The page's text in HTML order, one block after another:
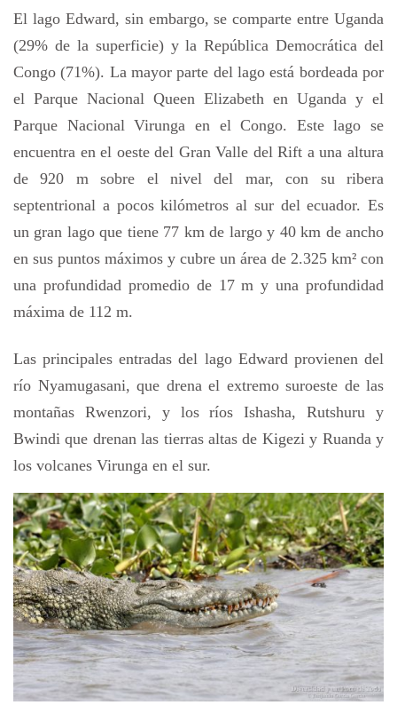
El lago Edward, sin embargo, se comparte entre Uganda
(29% de la superficie) y la República Democrática del
Congo (71%). La mayor parte del lago está bordeada por
el Parque Nacional Queen Elizabeth en Uganda y el
Parque Nacional Virunga en el Congo. Este lago se
encuentra en el oeste del Gran Valle del Rift a una altura
de 920 m sobre el nivel del mar, con su ribera
septentrional a pocos kilómetros al sur del ecuador. Es
un gran lago que tiene 77 km de largo y 40 km de ancho
en sus puntos máximos y cubre un área de 2.325 km² con
una profundidad promedio de 17 m y una profundidad
máxima de 112 m.
Las principales entradas del lago Edward provienen del
río Nyamugasani, que drena el extremo suroeste de las
montañas Rwenzori, y los ríos Ishasha, Rutshuru y
Bwindi que drenan las tierras altas de Kigezi y Ruanda y
los volcanes Virunga en el sur.